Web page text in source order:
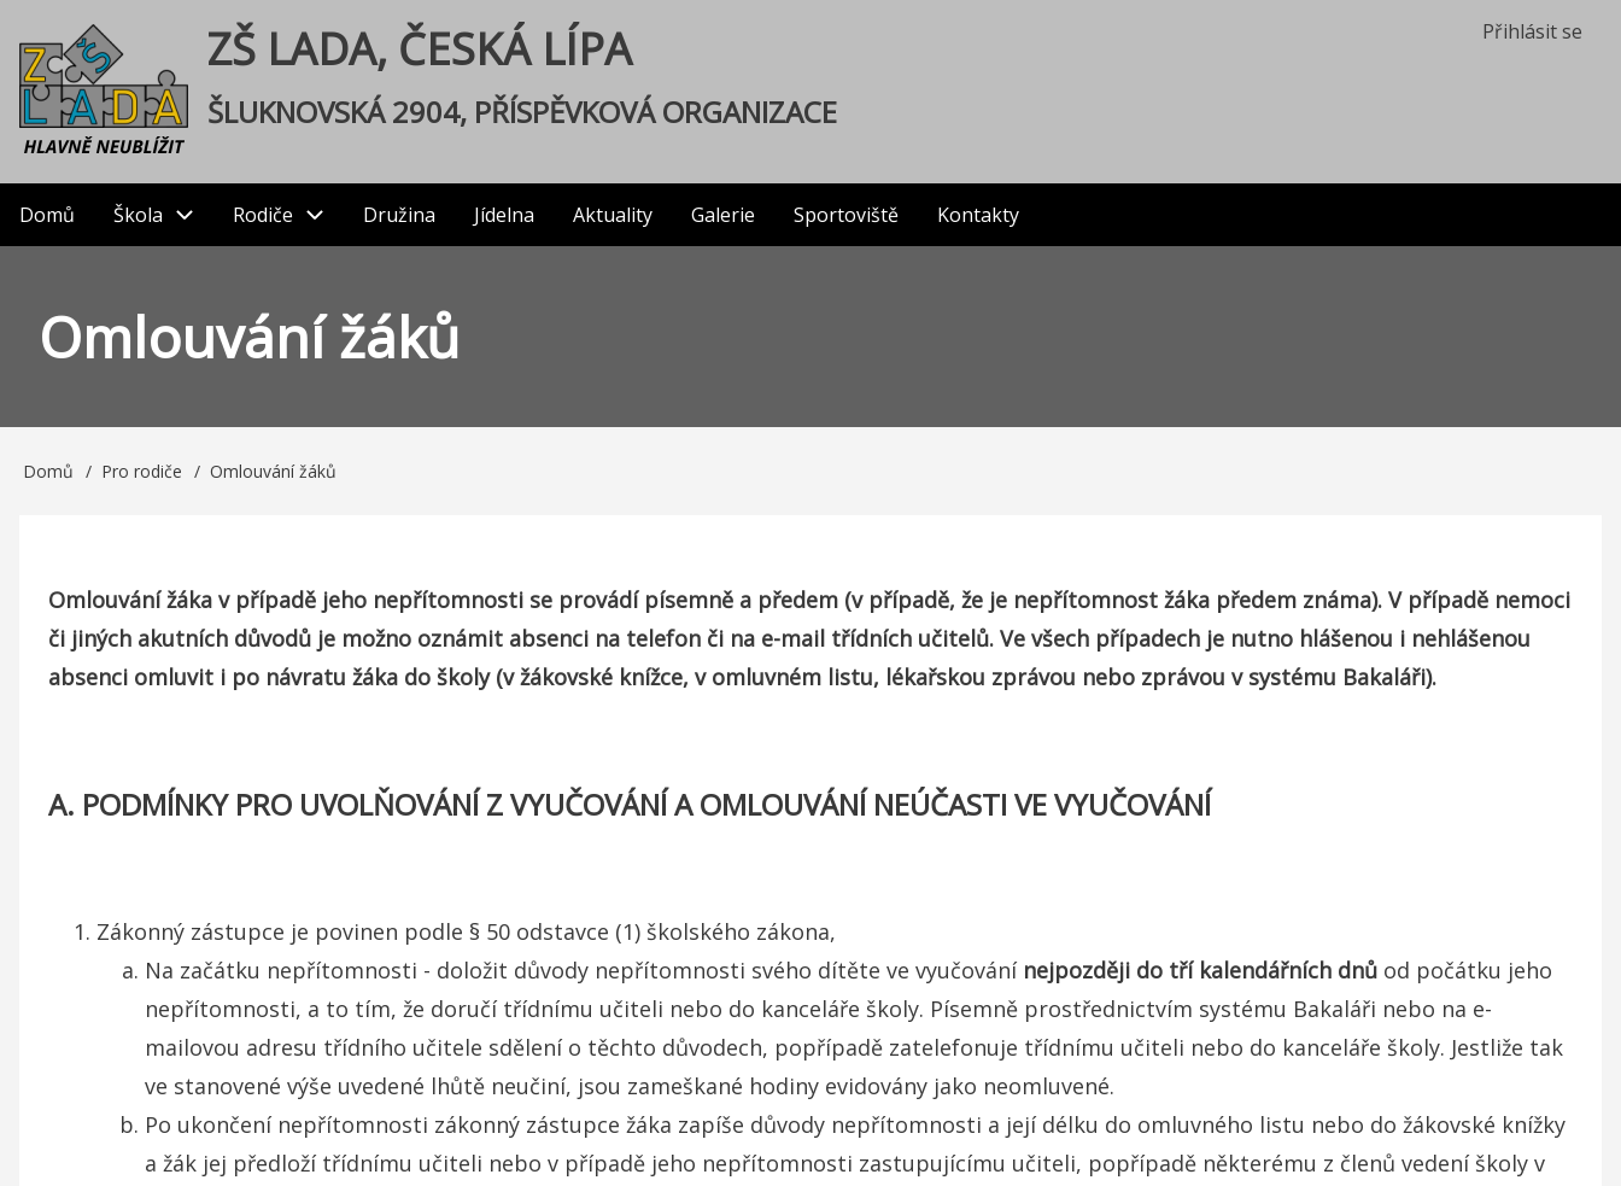
hlavnímu
obsahu
User
account
menu
Přihlásit se
ZŠ LADA, ČESKÁ LÍPA
ŠLUKNOVSKÁ 2904, PŘÍSPĚVKOVÁ ORGANIZACE
Main
Domů Škola Rodiče Družina Jídelna Aktuality Galerie Sportoviště Kontakty
Omlouvání žáků
Drobečková
Domů Pro rodiče Omlouvání žáků
Omlouvání žáka v případě jeho nepřítomnosti se provádí písemně a předem (v případě, že je nepřítomnost žáka předem známa). V případě nemoci
či jiných akutních důvodů je možno oznámit absenci na telefon či na e-mail třídních učitelů. Ve všech případech je nutno hlášenou i nehlášenou
absenci omluvit i po návratu žáka do školy (v žákovské knížce, v omluvném listu, lékařskou zprávou nebo zprávou v systému Bakaláři).
A. PODMÍNKY PRO UVOLŇOVÁNÍ Z VYUČOVÁNÍ A OMLOUVÁNÍ NEÚČASTI VE VYUČOVÁNÍ
Zákonný zástupce je povinen podle § 50 odstavce (1) školského zákona,
Na začátku nepřítomnosti - doložit důvody nepřítomnosti svého dítěte ve vyučování nejpozději do tří kalendářních dnů od počátku jeho
nepřítomnosti, a to tím, že doručí třídnímu učiteli nebo do kanceláře školy. Písemně prostřednictvím systému Bakaláři nebo na e-
mailovou adresu třídního učitele sdělení o těchto důvodech, popřípadě zatelefonuje třídnímu učiteli nebo do kanceláře školy. Jestliže tak
ve stanovené výše uvedené lhůtě neučiní, jsou zameškané hodiny evidovány jako neomluvené.
Po ukončení nepřítomnosti zákonný zástupce žáka zapíše důvody nepřítomnosti a její délku do omluvného listu nebo do žákovské knížky
a žák jej předloží třídnímu učiteli nebo v případě jeho nepřítomnosti zastupujícímu učiteli, popřípadě některému z členů vedení školy v